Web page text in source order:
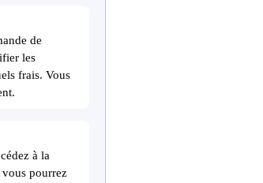
de
les
frais. Vous
à la
pourrez